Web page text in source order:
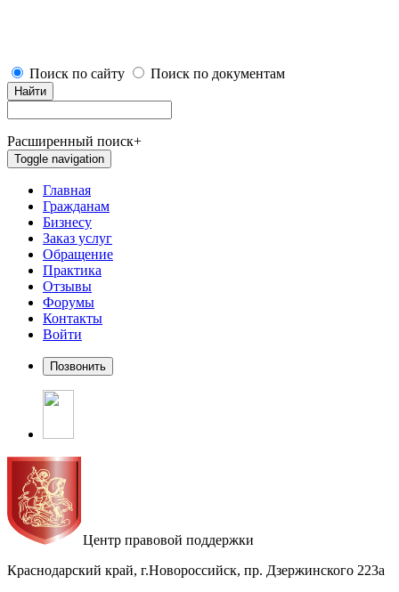
Поиск по сайту Поиск по документам
Найти
Расширенный поиск+
Toggle navigation
Главная
Гражданам
Бизнесу
Заказ услуг
Обращение
Практика
Отзывы
Форумы
Контакты
Войти
Центр правовой поддержки
Краснодарский край, г.Новороссийск, пр. Дзержинского 223а